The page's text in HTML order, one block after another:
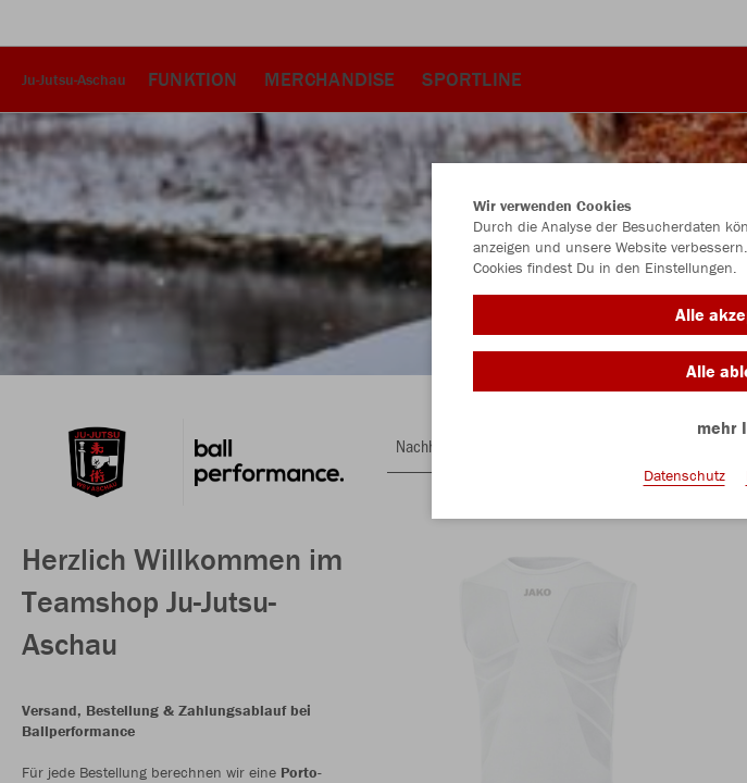
Ju-Jutsu-Aschau FUNKTION MERCHANDISE SPORTLINE
Herzlich Willkommen im
Teamshop Ju-Jutsu-
Aschau
Versand, Bestellung & Zahlungsablauf bei
Ballperformance
Für jede Bestellung berechnen wir eine Porto-
Nachhaltig
Wir verwenden Cookies
Durch die Analyse der Besucherdaten
anzeigen und unsere Website
Cookies findest Du in den Einstellungen.
Alle
Alle
mehr
Datenschutz